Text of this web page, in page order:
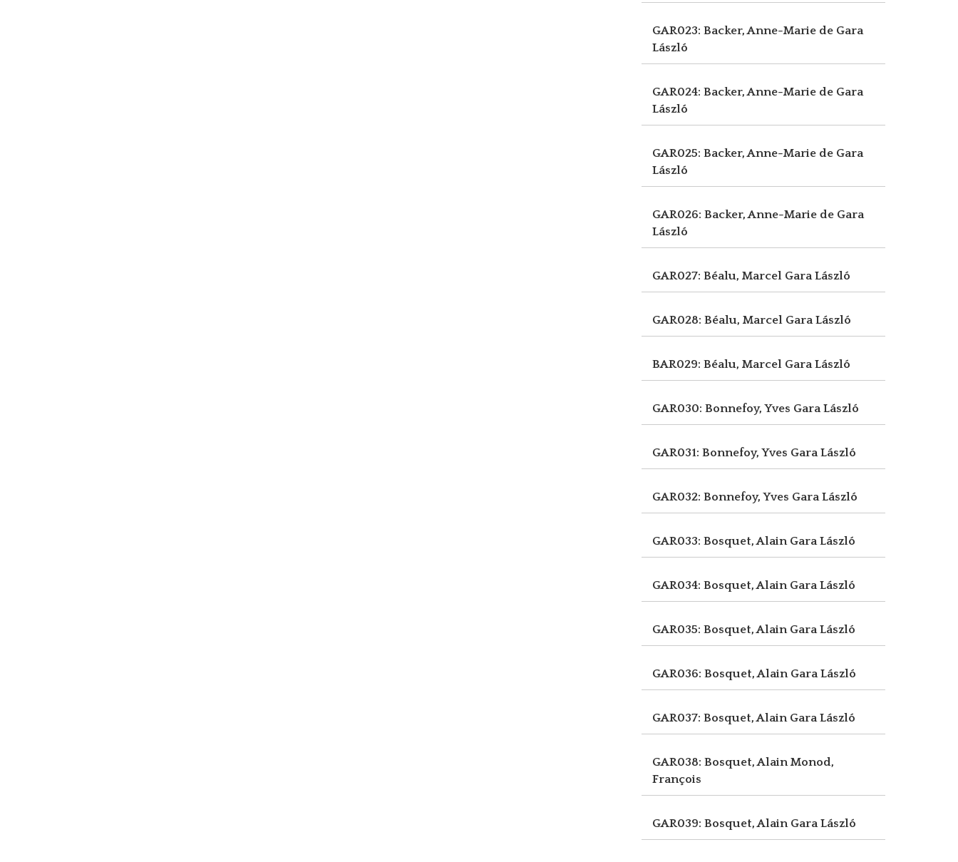
GAR023: Backer, Anne-Marie de Gara
László
GAR024: Backer, Anne-Marie de Gara
László
GAR025: Backer, Anne-Marie de Gara
László
GAR026: Backer, Anne-Marie de Gara
László
GAR027: Béalu, Marcel Gara László
GAR028: Béalu, Marcel Gara László
BAR029: Béalu, Marcel Gara László
GAR030: Bonnefoy, Yves Gara László
GAR031: Bonnefoy, Yves Gara László
GAR032: Bonnefoy, Yves Gara László
GAR033: Bosquet, Alain Gara László
GAR034: Bosquet, Alain Gara László
GAR035: Bosquet, Alain Gara László
GAR036: Bosquet, Alain Gara László
GAR037: Bosquet, Alain Gara László
GAR038: Bosquet, AlainMonod,
François
GAR039: Bosquet, Alain Gara László